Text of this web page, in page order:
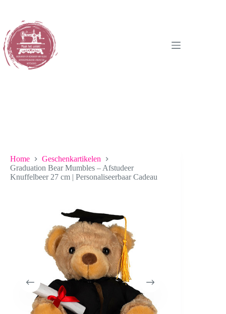
inhoud
Home
Geschenkartikelen
Graduation Bear Mumbles – Afstudeer
Knuffelbeer 27 cm | Personaliseerbaar Cadeau